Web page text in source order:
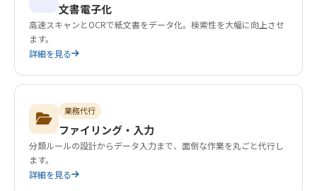
文書電子化
高速スキャンとOCRで紙文書をデータ化。検索性を大幅に向上させ
ます。
詳細を見る
業務代行
ファイリング・入力
分類ルールの設計からデータ入力まで、面倒な作業を丸ごと代行し
ます。
詳細を見る